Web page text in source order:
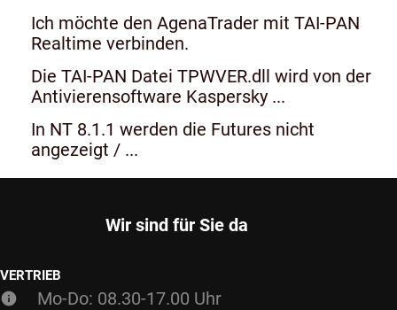
Ich möchte den AgenaTrader mit TAI-PAN
Realtime verbinden.
Die TAI-PAN Datei TPWVER.dll wird von der
Antivierensoftware Kaspersky ...
In NT 8.1.1 werden die Futures nicht
angezeigt / ...
Wir sind für Sie da
VERTRIEB
Mo-Do: 08.30-17.00 Uhr